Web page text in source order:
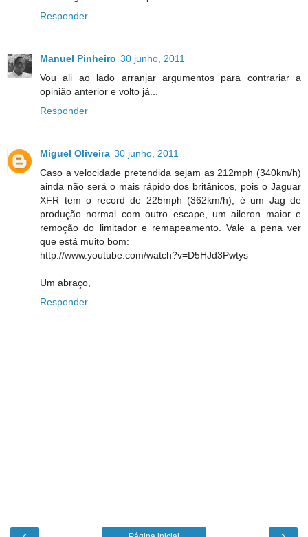
Responder
Manuel Pinheiro 30 junho, 2011
Vou ali ao lado arranjar argumentos para contrariar a
opinião anterior e volto já...
Responder
Miguel Oliveira 30 junho, 2011
Caso a velocidade pretendida sejam as 212mph (340km/h)
ainda não será o mais rápido dos britânicos, pois o Jaguar
XFR tem o record de 225mph (362km/h), é um Jag de
produção normal com outro escape, um aileron maior e
remoção do limitador e remapeamento. Vale a pena ver
que está muito bom:
http://www.youtube.com/watch?v=D5HJd3Pwtys
Um abraço,
Responder